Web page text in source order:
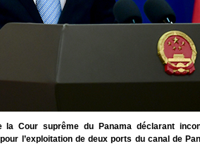
Cour suprême du Panama déclarant
l’exploitation de deux ports du canal de